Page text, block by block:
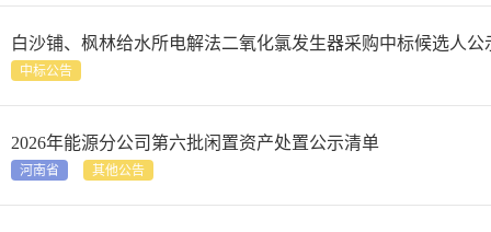
白沙铺、枫林给水所电解法二氧化氯发生器采购中标候选人公
中标公告
2026年能源分公司第六批闲置资产处置公示清单
河南省 其他公告